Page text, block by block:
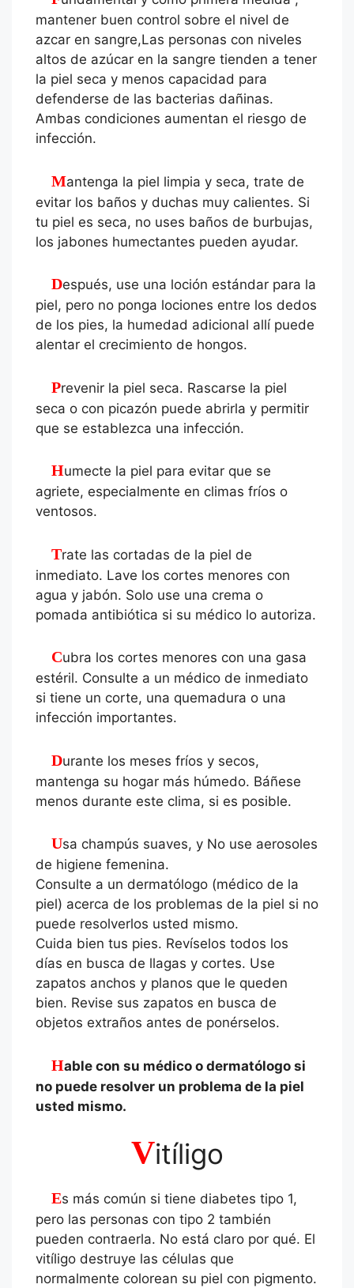
mantener buen control sobre el nivel de
azcar en sangre,Las personas con niveles
altos de azúcar en la sangre tienden a tener
la piel seca y menos capacidad para
defenderse de las bacterias dañinas.
Ambas condiciones aumentan el riesgo de
infección.
Mantenga la piel limpia y seca, trate de
evitar los baños y duchas muy calientes. Si
tu piel es seca, no uses baños de burbujas,
los jabones humectantes pueden ayudar.
Después, use una loción estándar para la
piel, pero no ponga lociones entre los dedos
de los pies, la humedad adicional allí puede
alentar el crecimiento de hongos.
Prevenir la piel seca. Rascarse la piel
seca o con picazón puede abrirla y permitir
que se establezca una infección.
Humecte la piel para evitar que se
agriete, especialmente en climas fríos o
ventosos.
Trate las cortadas de la piel de
inmediato. Lave los cortes menores con
agua y jabón. Solo use una crema o
pomada antibiótica si su médico lo autoriza.
Cubra los cortes menores con una gasa
estéril. Consulte a un médico de inmediato
si tiene un corte, una quemadura o una
infección importantes.
Durante los meses fríos y secos,
mantenga su hogar más húmedo. Báñese
menos durante este clima, si es posible.
Usa champús suaves, y No use aerosoles
de higiene femenina.
Consulte a un dermatólogo (médico de la
piel) acerca de los problemas de la piel si no
puede resolverlos usted mismo.
Cuida bien tus pies. Revíselos todos los
días en busca de llagas y cortes. Use
zapatos anchos y planos que le queden
bien. Revise sus zapatos en busca de
objetos extraños antes de ponérselos.
Hable con su médico o dermatólogo si
no puede resolver un problema de la piel
usted mismo.
Vitíligo
Es más común si tiene diabetes tipo 1,
pero las personas con tipo 2 también
pueden contraerla. No está claro por qué. El
vitíligo destruye las células que
normalmente colorean su piel con pigmento.